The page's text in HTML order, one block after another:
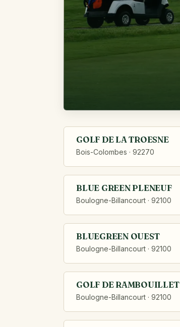
GOLF DE LA TROESNE
Bois-Colombes · 92270
BLUE GREEN PLENEUF
Boulogne-Billancourt · 92100
BLUEGREEN OUEST
Boulogne-Billancourt · 92100
GOLF DE RAMBOUILLET
Boulogne-Billancourt · 92100